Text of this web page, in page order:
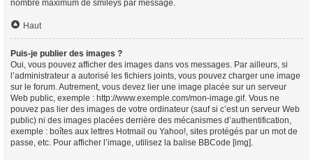
nombre maximum de smileys par message.
Haut
Puis-je publier des images ?
Oui, vous pouvez afficher des images dans vos messages. Par ailleurs, si
l’administrateur a autorisé les fichiers joints, vous pouvez charger une image
sur le forum. Autrement, vous devez lier une image placée sur un serveur
Web public, exemple : http://www.exemple.com/mon-image.gif. Vous ne
pouvez pas lier des images de votre ordinateur (sauf si c’est un serveur Web
public) ni des images placées derrière des mécanismes d’authentification,
exemple : boîtes aux lettres Hotmail ou Yahoo!, sites protégés par un mot de
passe, etc. Pour afficher l’image, utilisez la balise BBCode [img].